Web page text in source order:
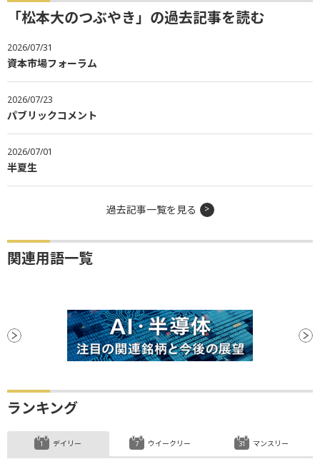
「松本大のつぶやき」の過去記事を読む
2026/07/31
資本市場フォーラム
2026/07/23
パブリックコメント
2026/07/01
半夏生
過去記事一覧を見る
関連用語一覧
ランキング
デイリー ウイークリー マンスリー